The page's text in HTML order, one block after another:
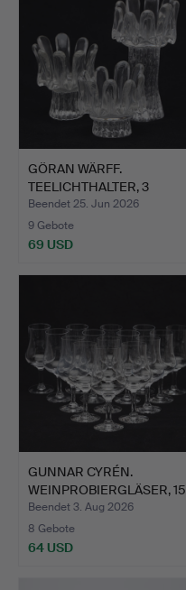
GÖRAN WÄRFF.
TEELICHTHALTER, 3
Stück, Glas…
Beendet 25. Jun 2026
9 Gebote
69 USD
GUNNAR CYRÉN.
WEINPROBIERGLÄSER, 15
Stück,…
Beendet 3. Aug 2026
8 Gebote
64 USD